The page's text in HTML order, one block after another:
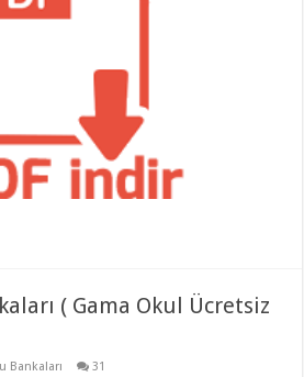
( Gama Okul Ücretsiz
Bankaları 31